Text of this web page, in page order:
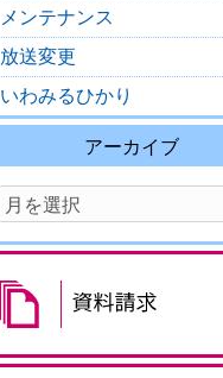
メンテナンス
放送変更
いわみるひかり
アーカイブ